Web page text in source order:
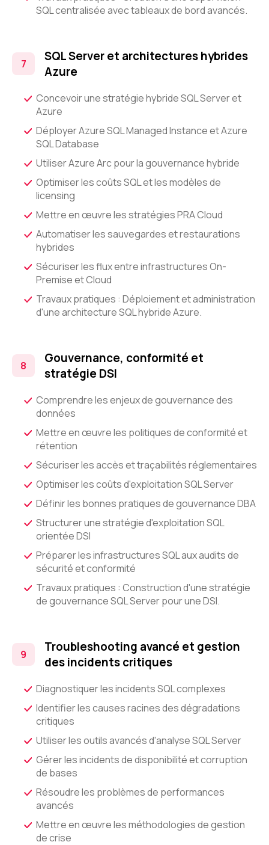
SQL centralisée avec tableaux de bord avancés.
SQL Server et architectures hybrides
Azure
Concevoir une stratégie hybride SQL Server et
Azure
Déployer Azure SQL Managed Instance et Azure
SQL Database
Utiliser Azure Arc pour la gouvernance hybride
Optimiser les coûts SQL et les modèles de
licensing
Mettre en œuvre les stratégies PRA Cloud
Automatiser les sauvegardes et restaurations
hybrides
Sécuriser les flux entre infrastructures On-
Premise et Cloud
Travaux pratiques : Déploiement et administration
d'une architecture SQL hybride Azure.
Gouvernance, conformité et
stratégie DSI
Comprendre les enjeux de gouvernance des
données
Mettre en œuvre les politiques de conformité et
rétention
Sécuriser les accès et traçabilités réglementaires
Optimiser les coûts d'exploitation SQL Server
Définir les bonnes pratiques de gouvernance DBA
Structurer une stratégie d'exploitation SQL
orientée DSI
Préparer les infrastructures SQL aux audits de
sécurité et conformité
Travaux pratiques : Construction d'une stratégie
de gouvernance SQL Server pour une DSI.
Troubleshooting avancé et gestion
des incidents critiques
Diagnostiquer les incidents SQL complexes
Identifier les causes racines des dégradations
critiques
Utiliser les outils avancés d'analyse SQL Server
Gérer les incidents de disponibilité et corruption
de bases
Résoudre les problèmes de performances
avancés
Mettre en œuvre les méthodologies de gestion
de crise